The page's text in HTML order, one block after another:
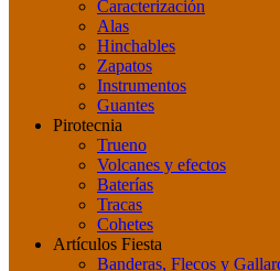
Caracterización
Alas
Hinchables
Zapatos
Instrumentos
Guantes
Pirotecnia
Trueno
Volcanes y efectos
Baterías
Tracas
Cohetes
Artículos Fiesta
Banderas, Flecos y